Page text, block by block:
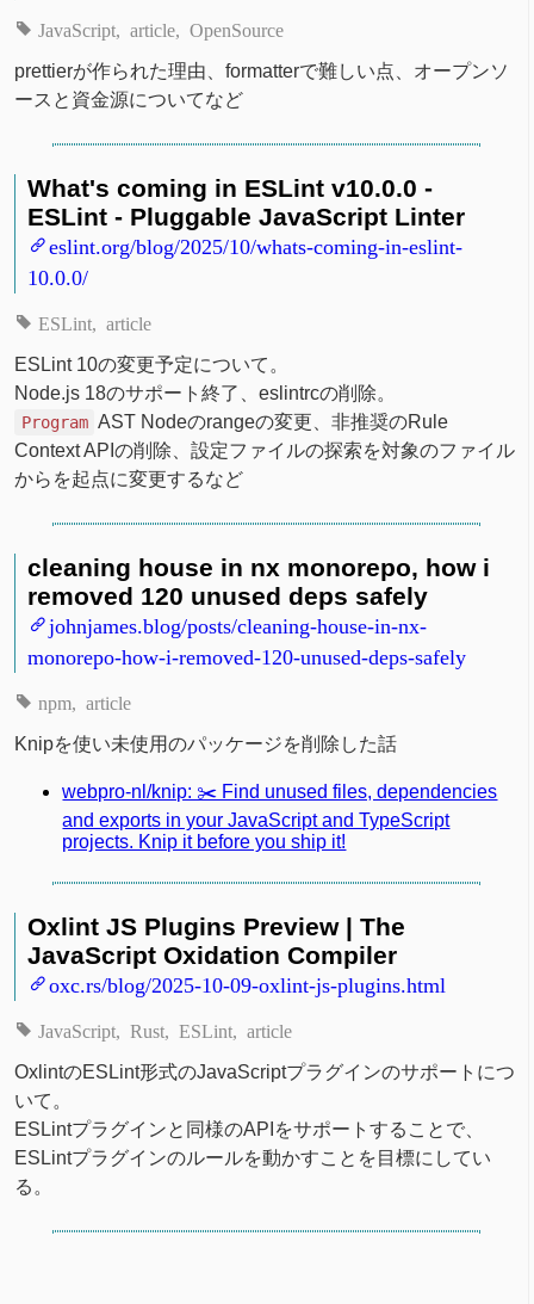
JavaScript article OpenSource
prettierが作られた理由、formatterで難しい点、オープンソ
ースと資金源についてなど
What's coming in ESLint v10.0.0 -
ESLint - Pluggable JavaScript Linter
eslint.org/blog/2025/10/whats-coming-in-eslint-
10.0.0/
ESLint article
ESLint 10の変更予定について。
Node.js 18のサポート終了、eslintrcの削除。
Program AST Nodeのrangeの変更、非推奨のRule
Context APIの削除、設定ファイルの探索を対象のファイル
からを起点に変更するなど
cleaning house in nx monorepo, how i
removed 120 unused deps safely
johnjames.blog/posts/cleaning-house-in-nx-
monorepo-how-i-removed-120-unused-deps-safely
npm article
Knipを使い未使用のパッケージを削除した話
webpro-nl/knip: ✂️ Find unused files, dependencies
and exports in your JavaScript and TypeScript
projects. Knip it before you ship it!
Oxlint JS Plugins Preview | The
JavaScript Oxidation Compiler
oxc.rs/blog/2025-10-09-oxlint-js-plugins.html
JavaScript Rust ESLint article
OxlintのESLint形式のJavaScriptプラグインのサポートにつ
いて。
ESLintプラグインと同様のAPIをサポートすることで、
ESLintプラグインのルールを動かすことを目標にしてい
る。